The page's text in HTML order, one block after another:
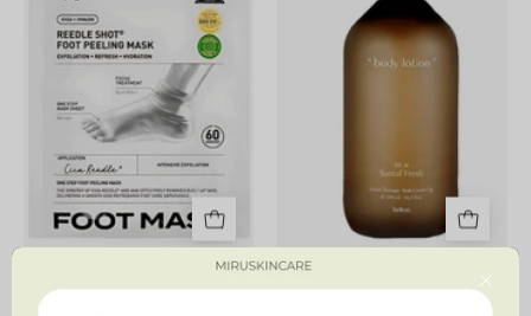
Close
Peeling
Mask
Reedle Shot Foot Peeling
Mask
Lotion
Hotel Therapy Body Lotion